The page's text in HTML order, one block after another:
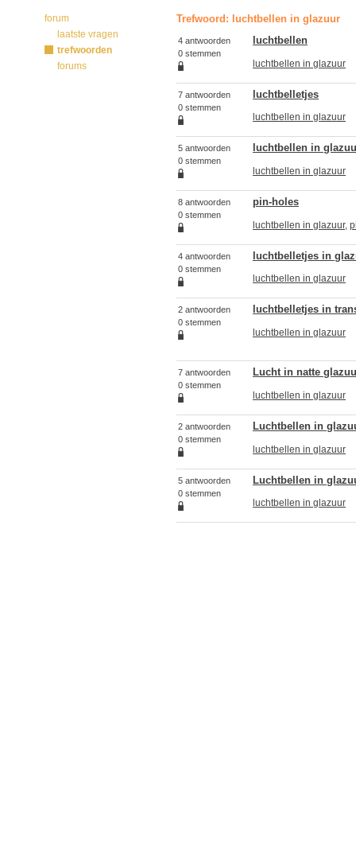
forum
laatste vragen
trefwoorden
forums
Trefwoord: luchtbellen in glazuur
4 antwoorden
0 stemmen
luchtbellen
luchtbellen in glazuur
7 antwoorden
0 stemmen
luchtbelletjes
luchtbellen in glazuur
5 antwoorden
0 stemmen
luchtbellen in
luchtbellen in glazuur
8 antwoorden
0 stemmen
pin-holes
luchtbellen in glazuur,
4 antwoorden
0 stemmen
luchtbelletjes in
luchtbellen in glazuur
2 antwoorden
0 stemmen
luchtbelletjes in
luchtbellen in glazuur
7 antwoorden
0 stemmen
Lucht in natte
luchtbellen in glazuur
2 antwoorden
0 stemmen
Luchtbellen in
luchtbellen in glazuur
5 antwoorden
0 stemmen
Luchtbellen in
luchtbellen in glazuur